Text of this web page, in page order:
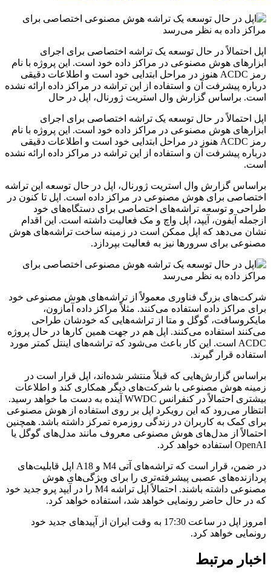
اپل احتمالاً در حال توسعه یک تراشه اختصاصی برای اجرای
ابزارهای هوش مصنوعی در مراکز داده خود است. این پروژه با نام
رمز ACDC هنوز در مراحل ابتدایی خود است و اطلاعات دقیقی
درباره پیشرفت آن و استفاده از این تراشه در مراکز داده ارائه نشده
است. براساس گزارش وال استریت ژورنال، اپل در حال
اپل احتمالاً در حال توسعه یک تراشه اختصاصی برای اجرای
ابزارهای هوش مصنوعی در مراکز داده خود است. این پروژه با نام
رمز ACDC هنوز در مراحل ابتدایی خود است و اطلاعات دقیقی
درباره پیشرفت آن و استفاده از این تراشه در مراکز داده ارائه نشده
است.
براساس گزارش وال استریت ژورنال، اپل در حال توسعه این تراشه
اختصاصی برای هوش مصنوعی در مراکز داده است. اپل تا کنون در
طراحی و توسعه تراشه‌های اختصاصی برای دستگاه‌های خود
ازجمله آیفون، آیپد، اپل واچ و مک فعالیت داشته است. این اقدام
نشان می‌دهد که اپل ممکن است در زمینه ساخت تراشه‌های هوش
مصنوعی برای سرورها نیز به فعالیت بپردازد.
شرکت‌های بزرگ فناوری معمولاً از تراشه‌های هوش مصنوعی خود
برای مراکز داده استفاده می‌کنند. مثلاً مراکز داده آمازون،
مایکروسافت، گوگل و متا از تراشه‌هایی که خودشان طراحی
می‌کنند استفاده می‌کنند. اپل هم در جهت همین کارها در حال پروژه
ACDC است. این کار باعث می‌شود که تراشه‌های اینتل کمتر مورد
استفاده قرار گیرند.
براساس گزارش‌هایی که قبلاً منتشر شده‌اند، اپل قرار است در
زمینه هوش مصنوعی با شرکت‌های دیگر همکاری کند و اطلاعات
بیشتری احتمالاً در کنفرانس WWDC آینده به دست ما خواهد رسید.
انتظار می‌رود که این رویکرد اپل بر روی استفاده از هوش مصنوعی
برای کمک به کاربران در زندگی روزمره تمرکز داشته باشد. همچنین
احتمالاً از مدل‌های هوش مصنوعی معروف مانند مدل‌های گوگل یا
OpenAI استفاده خواهد کرد.
در ضمن، قرار است که تراشه‌های آتی M4 و A18 اپل قابلیت‌های
پردازنده‌های عصبی پیشرفته‌تری را برای ویژگی‌های هوش
مصنوعی داشته باشند. احتمالاً اپل تراشه M4 را در آیپد پرو جدید خود
که در حال حاضر رونمایی خواهد شد، استفاده خواهد کرد.
امروز اپل در ساعت 17:30 به وقت ایران از آپیدهای جدید خود
رونمایی خواهد کرد.
اخبار مرتبط